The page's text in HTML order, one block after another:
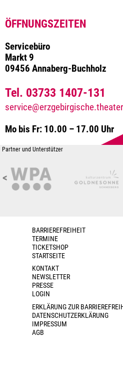
ÖFFNUNGSZEITEN
Servicebüro
Markt 9
09456 Annaberg-Buchholz
Tel. 03733 1407-131
service@erzgebirgische.theater
Mo bis Fr: 10.00 – 17.00 Uhr
Partner und Unterstützer
<
BARRIEREFREIHEIT
TERMINE
TICKETSHOP
STARTSEITE
KONTAKT
NEWSLETTER
PRESSE
LOGIN
ERKLÄRUNG ZUR
DATENSCHUTZERKLÄRUNG
IMPRESSUM
AGB